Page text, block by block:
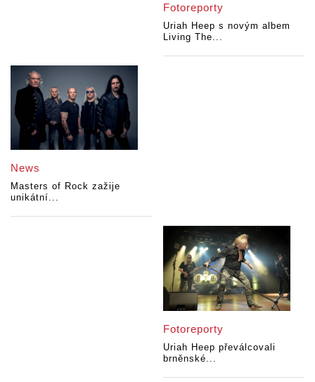
Fotoreporty
Uriah Heep s novým albem
Living The...
News
Masters of Rock zažije
unikátní...
Fotoreporty
Uriah Heep převálcovali
brněnské...